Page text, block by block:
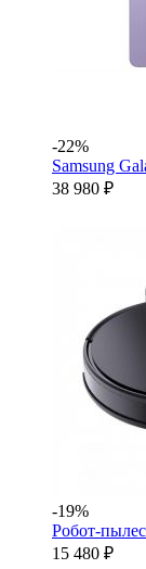
-22%
Samsung
38 980 ₽
-19%
Робот-
15 480 ₽